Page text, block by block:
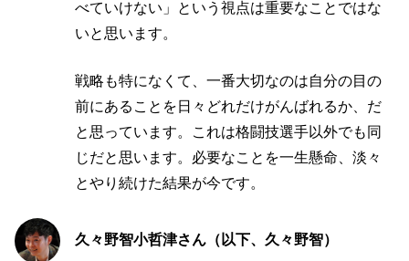
べていけない」という視点は重要なことではな
いと思います。
戦略も特になくて、一番大切なのは自分の目の
前にあることを日々どれだけがんばれるか、だ
と思っています。これは格闘技選手以外でも同
じだと思います。必要なことを一生懸命、淡々
とやり続けた結果が今です。
久々野智小哲津さん（以下、久々野智）